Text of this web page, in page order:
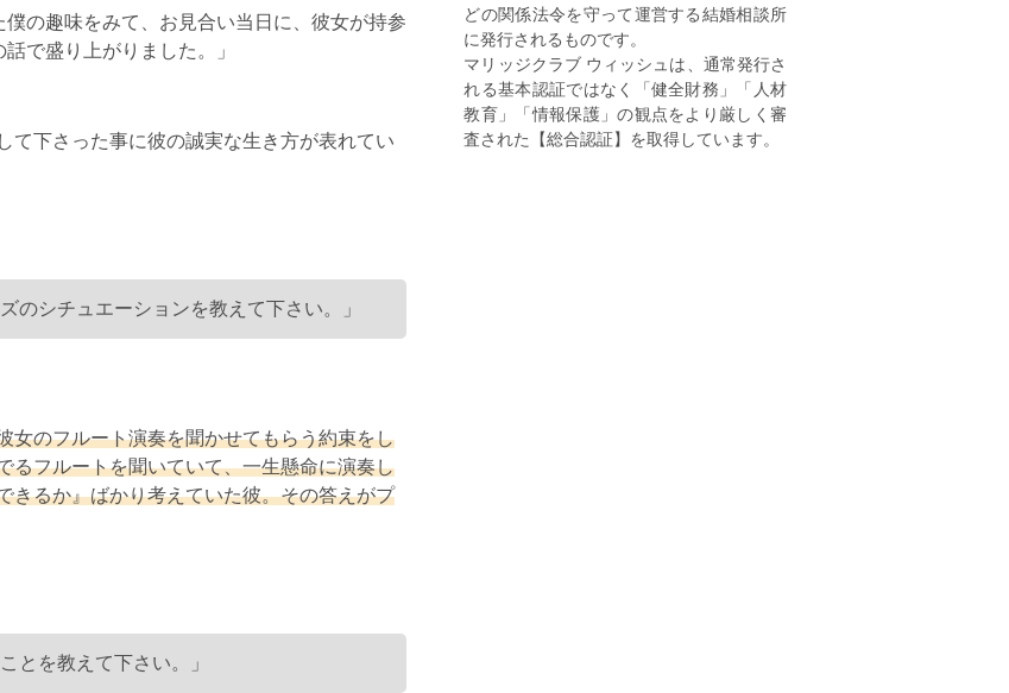
僕の趣味をみて、お見合い当日に、彼女が持参
で盛り上がりました。」
て下さった事に彼の誠実な生き方が表れてい
のシチュエーションを教えて下さい。」
女のフルート演奏を聞かせてもらう約束をし
るフルートを聞いていて、一生懸命に演奏し
きるか』ばかり考えていた彼。その答えがプ
とを教えて下さい。」
どの関係法令を守って運営する結婚相談所
に発行されるものです。
マリッジクラブ ウィッシュは、通常発行さ
れる基本認証ではなく「健全財務」「人材
教育」「情報保護」の観点をより厳しく審
査された【総合認証】を取得しています。